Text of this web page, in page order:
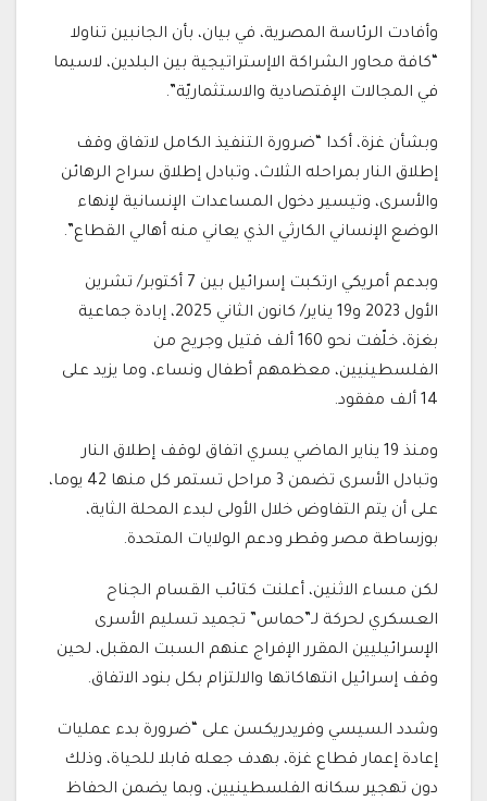
وأفادت الرئاسة المصرية، في بيان، بأن الجانبين تناولا
“كافة محاور الشراكة الاإستراتيجية بين البلدين، لاسيما
في المجالات الإقتصادية والاستثماريّة”.
وبشأن غزة، أكدا “ضرورة التنفيذ الكامل لاتفاق وقف
إطلاق النار بمراحله الثلاث، وتبادل إطلاق سراح الرهائن
والأسرى، وتيسير دخول المساعدات الإنسانية لإنهاء
الوضع الإنساني الكارثي الذي يعاني منه أهالي القطاع”.
وبدعم أمريكي ارتكبت إسرائيل بين 7 أكتوبر/ تشرين
الأول 2023 و19 يناير/ كانون الثاني 2025، إبادة جماعية
بغزة، خلّفت نحو 160 ألف قتيل وجريح من
الفلسطينيين، معظمهم أطفال ونساء، وما يزيد على
14 ألف مفقود.
ومنذ 19 يناير الماضي يسري اتفاق لوقف إطلاق النار
وتبادل الأسرى تضمن 3 مراحل تستمر كل منها 42 يوما،
على أن يتم التفاوض خلال الأولى لبدء المحلة الثاية،
بوزساطة مصر وقطر ودعم الولايات المتحدة.
لكن مساء الاثنين، أعلنت كتائب القسام الجناح
العسكري لحركة لـ”حماس” تجميد تسليم الأسرى
الإسرائيليين المقرر الإفراج عنهم السبت المقبل، لحين
وقف إسرائيل انتهاكاتها والالتزام بكل بنود الاتفاق.
وشدد السيسي وفريدريكسن على “ضرورة بدء عمليات
إعادة إعمار قطاع غزة، بهدف جعله قابلا للحياة، وذلك
دون تهجير سكانه الفلسطينيين، وبما يضمن الحفاظ